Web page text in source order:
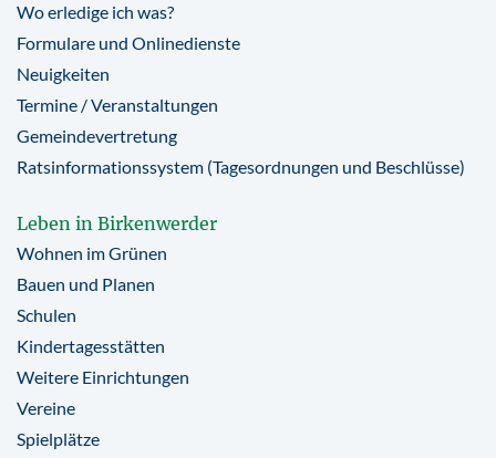
Wo erledige ich was?
Formulare und Onlinedienste
Neuigkeiten
Termine / Veranstaltungen
Gemeindevertretung
Ratsinformationssystem (Tagesordnungen und Beschlüsse)
Leben in Birkenwerder
Wohnen im Grünen
Bauen und Planen
Schulen
Kindertagesstätten
Weitere Einrichtungen
Vereine
Spielplätze